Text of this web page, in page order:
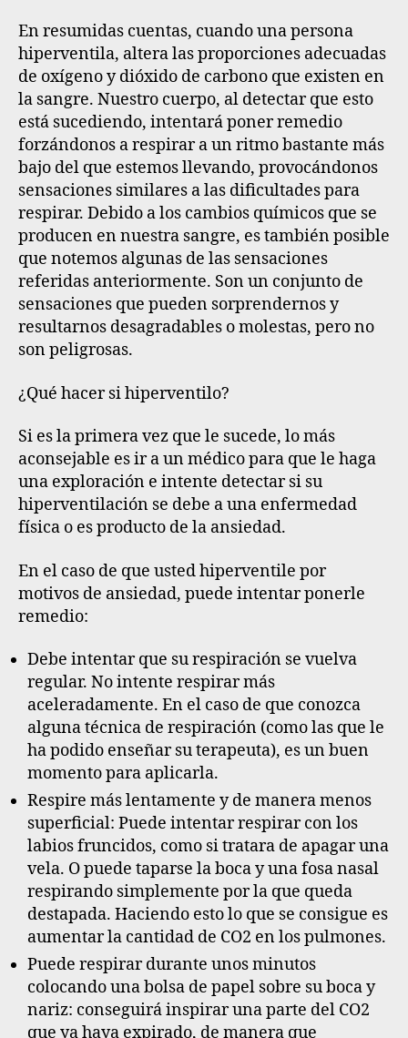
En resumidas cuentas, cuando una persona
hiperventila, altera las proporciones adecuadas
de oxígeno y dióxido de carbono que existen en
la sangre. Nuestro cuerpo, al detectar que esto
está sucediendo, intentará poner remedio
forzándonos a respirar a un ritmo bastante más
bajo del que estemos llevando, provocándonos
sensaciones similares a las dificultades para
respirar. Debido a los cambios químicos que se
producen en nuestra sangre, es también posible
que notemos algunas de las sensaciones
referidas anteriormente. Son un conjunto de
sensaciones que pueden sorprendernos y
resultarnos desagradables o molestas, pero no
son peligrosas.
¿Qué hacer si hiperventilo?
Si es la primera vez que le sucede, lo más
aconsejable es ir a un médico para que le haga
una exploración e intente detectar si su
hiperventilación se debe a una enfermedad
física o es producto de la ansiedad.
En el caso de que usted hiperventile por
motivos de ansiedad, puede intentar ponerle
remedio:
Debe intentar que su respiración se vuelva
regular. No intente respirar más
aceleradamente. En el caso de que conozca
alguna técnica de respiración (como las que le
ha podido enseñar su terapeuta), es un buen
momento para aplicarla.
Respire más lentamente y de manera menos
superficial: Puede intentar respirar con los
labios fruncidos, como si tratara de apagar una
vela. O puede taparse la boca y una fosa nasal
respirando simplemente por la que queda
destapada. Haciendo esto lo que se consigue es
aumentar la cantidad de CO2 en los pulmones.
Puede respirar durante unos minutos
colocando una bolsa de papel sobre su boca y
nariz: conseguirá inspirar una parte del CO2
que ya haya expirado, de manera que